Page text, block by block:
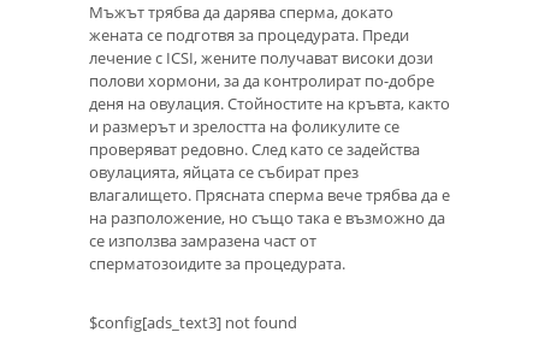
Мъжът трябва да дарява сперма, докато
жената се подготвя за процедурата. Преди
лечение с ICSI, жените получават високи дози
полови хормони, за да контролират по-добре
деня на овулация. Стойностите на кръвта, както
и размерът и зрелостта на фоликулите се
проверяват редовно. След като се задейства
овулацията, яйцата се събират през
влагалището. Прясната сперма вече трябва да е
на разположение, но също така е възможно да
се използва замразена част от
сперматозоидите за процедурата.
$config[ads_text3] not found